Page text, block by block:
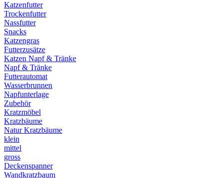
Katzenfutter
Trockenfutter
Nassfutter
Snacks
Katzengras
Futterzusätze
Katzen Napf & Tränke
Napf & Tränke
Futterautomat
Wasserbrunnen
Napfunterlage
Zubehör
Kratzmöbel
Kratzbäume
Natur Kratzbäume
klein
mittel
gross
Deckenspanner
Wandkratzbaum